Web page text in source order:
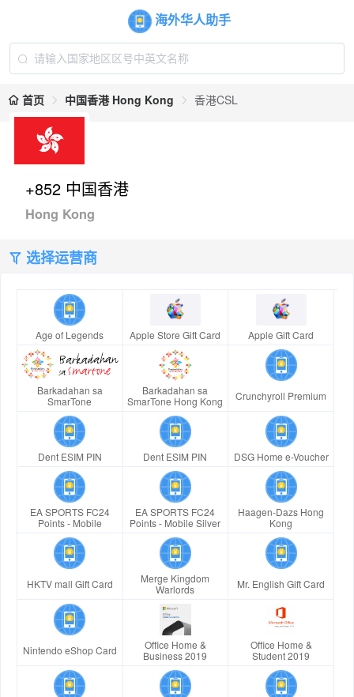
海外华人助手
首页 中国香港 Hong Kong 香港CSL
+852 中国香港
Hong Kong
选择运营商
Age of Legends Apple Store Gift Card Apple Gift Card
Barkadahan sa
SmarTone
Barkadahan sa
SmarTone Hong Kong
Crunchyroll Premium
Dent ESIM PIN Dent ESIM PIN DSG Home e-Voucher
EA SPORTS FC24
Points - Mobile
EA SPORTS FC24
Points - Mobile Silver
Haagen-Dazs Hong
Kong
HKTV mall Gift Card
Merge Kingdom
Warlords
Mr. English Gift Card
Nintendo eShop Card
Office Home &
Business 2019
Office Home &
Student 2019